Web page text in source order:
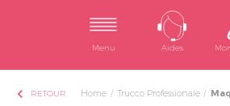
Menu Aides
chevron_left RETOUR Home Trucco Professionale